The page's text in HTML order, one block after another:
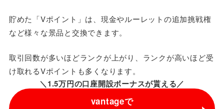
貯めた「Vポイント」は、現金やルーレットの追加挑戦権
など様々な景品と交換できます。
取引回数が多いほどランクが上がり、ランクが高いほど受
け取れるVポイントも多くなります。
＼1.5万円の口座開設ボーナスが貰える／
vantageで